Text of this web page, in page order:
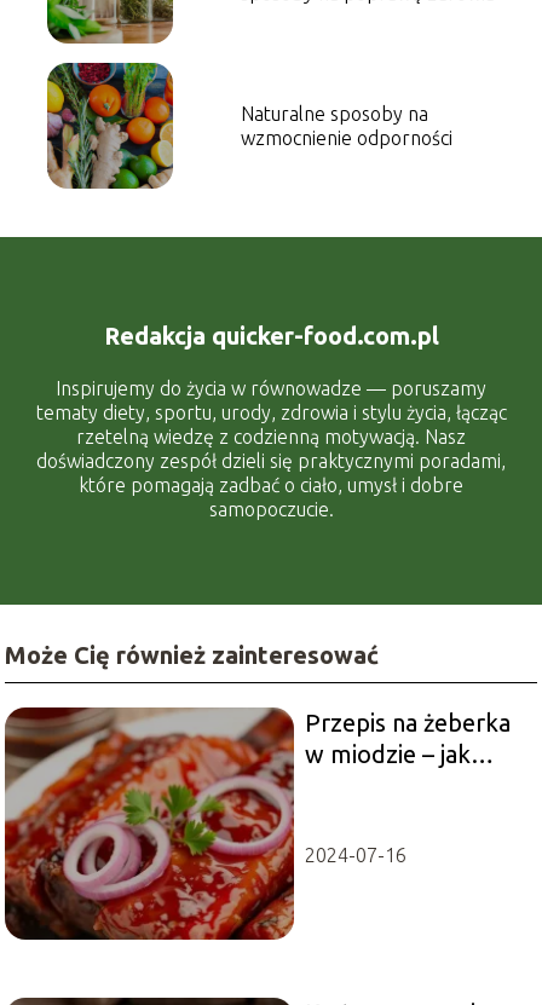
Naturalne sposoby na
wzmocnienie odporności
Redakcja quicker-food.com.pl
Inspirujemy do życia w równowadze — poruszamy
tematy diety, sportu, urody, zdrowia i stylu życia, łącząc
rzetelną wiedzę z codzienną motywacją. Nasz
doświadczony zespół dzieli się praktycznymi poradami,
które pomagają zadbać o ciało, umysł i dobre
samopoczucie.
Może Cię również zainteresować
Przepis na żeberka
w miodzie – jak
2024-07-16